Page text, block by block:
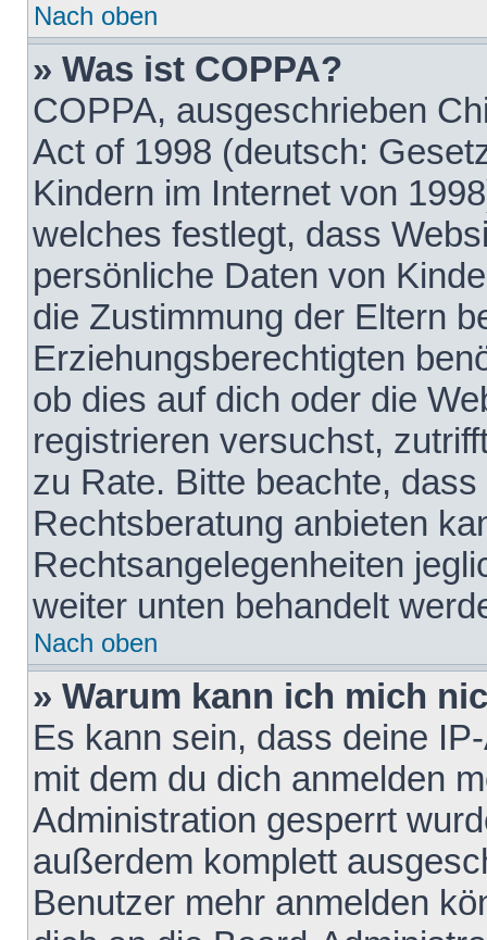
Nach oben
» Was ist COPPA?
COPPA, ausgeschrieben
Act of 1998 (deutsch:
Kindern im Internet von
welches festlegt, dass
persönliche Daten von
die Zustimmung der Eltern
Erziehungsberechtigten
ob dies auf dich oder die
registrieren versuchst,
zu Rate. Bitte beachte,
Rechtsberatung anbieten
Rechtsangelegenheiten
weiter unten behandelt
Nach oben
» Warum kann ich mich
Es kann sein, dass deine
mit dem du dich anmelden
Administration gesperrt
außerdem komplett
Benutzer mehr anmelden